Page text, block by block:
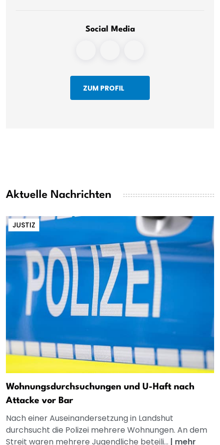
Social Media
ZUM PROFIL
Aktuelle Nachrichten
JUSTIZ
Wohnungsdurchsuchungen und U-Haft nach
Attacke vor Bar
Nach einer Auseinandersetzung in Landshut
durchsucht die Polizei mehrere Wohnungen. An dem
Streit waren mehrere Jugendliche beteili... | mehr